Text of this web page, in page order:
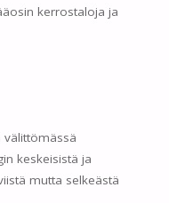
kerrostaloja ja
välittömässä
keskeisistä ja
mutta selkeästä